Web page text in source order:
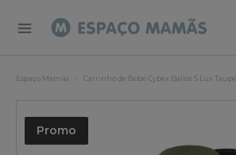
Espaço Mamãs Carrinho de Bebé Cybex Balios S Lux Taupe
Promo